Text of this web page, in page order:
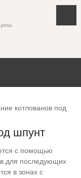
котлованов под
шпунт
с помощью
для последующих
в зонах с